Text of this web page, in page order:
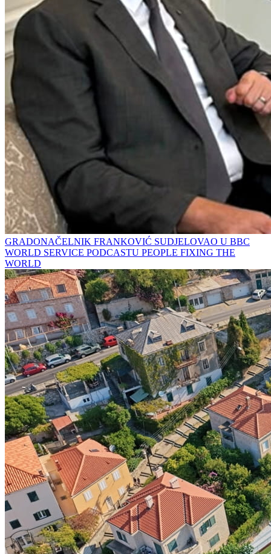
GRADONAČELNIK FRANKOVIĆ SUDJELOVAO U BBC
WORLD SERVICE PODCASTU PEOPLE FIXING THE
WORLD